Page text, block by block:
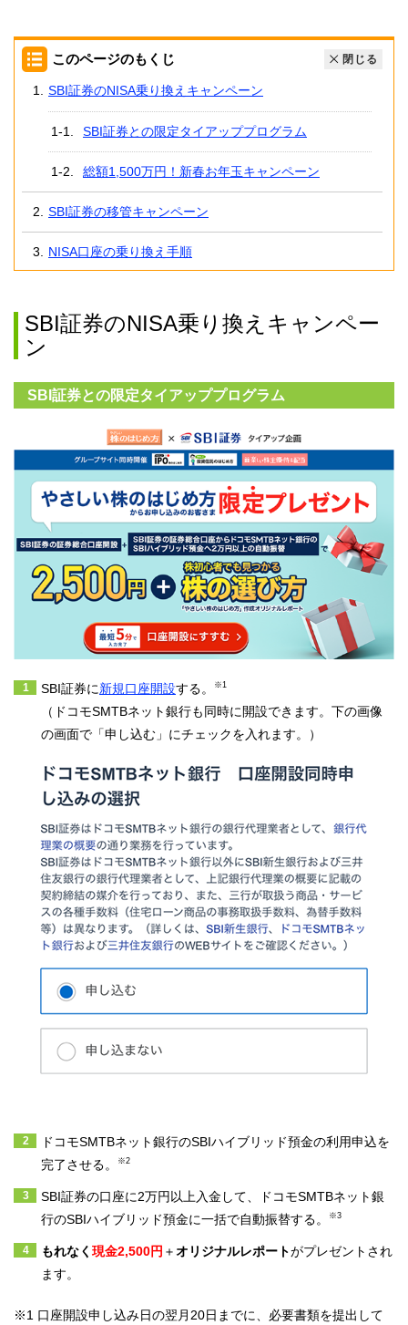
このページのもくじ 閉じる
SBI証券のNISA乗り換えキャンペーン
SBI証券との限定タイアッププログラム
総額1,500万円！新春お年玉キャンペーン
SBI証券の移管キャンペーン
NISA口座の乗り換え手順
SBI証券のNISA乗り換えキャンペー
ン
SBI証券との限定タイアッププログラム
SBI証券に新規口座開設する。 ※1
（ドコモSMTBネット銀行も同時に開設できます。下の画像
の画面で「申し込む」にチェックを入れます。）
ドコモSMTBネット銀行のSBIハイブリッド預金の利用申込を
完了させる。
※2
SBI証券の口座に2万円以上入金して、ドコモSMTBネット銀
行のSBIハイブリッド預金に一括で自動振替する。
※3
もれなく 現金2,500円 ＋オリジナルレポートがプレゼントされ
ます。
※1 口座開設申し込み日の翌月20日までに、必要書類を提出して